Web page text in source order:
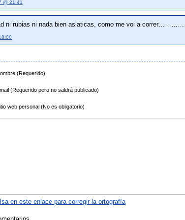
@ 21:41
ni rubias ni nada bien asiaticas, como me voi a
(Requerido)
(Requerido pero no saldrá publicado)
web personal (No es obligatorio)
en este enlace para corregir la ortografía